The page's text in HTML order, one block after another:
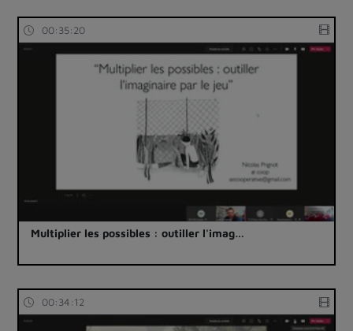
00:35:20
Multiplier les possibles : outiller l'imag…
00:34:12